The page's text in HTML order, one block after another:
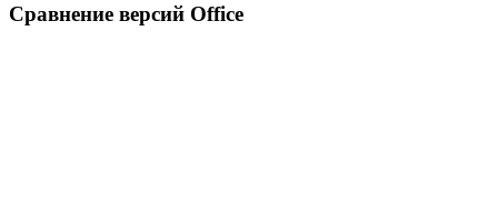
Сравнение версий Office